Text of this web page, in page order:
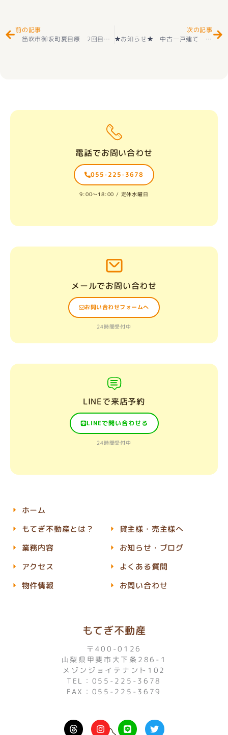
前の記事
笛吹市御坂町夏目原 2回目 売却相談 ありがとうございました(^^♪
次の記事
★お知らせ★ 中古一戸建て 甲府市羽黒町 中古 落ち着いた邸宅 ２階建 住宅街の住戸
電話でお問い合わせ
055-225-3678
9:00〜18:00 / 定休水曜日
メールでお問い合わせ
お問い合わせフォームへ
24時間受付中
LINEで来店予約
LINEで問い合わせる
24時間受付中
もてぎ不動産
〒400-0126
山梨県甲斐市大下条286-1
メゾンジョイテナント102
TEL：055-225-3678
FAX：055-225-3679
I
n
L
i
T
w
ホーム
もてぎ不動産とは？
業務内容
アクセス
物件情報
貸主様・売主様へ
お知らせ・ブログ
よくある質問
お問い合わせ